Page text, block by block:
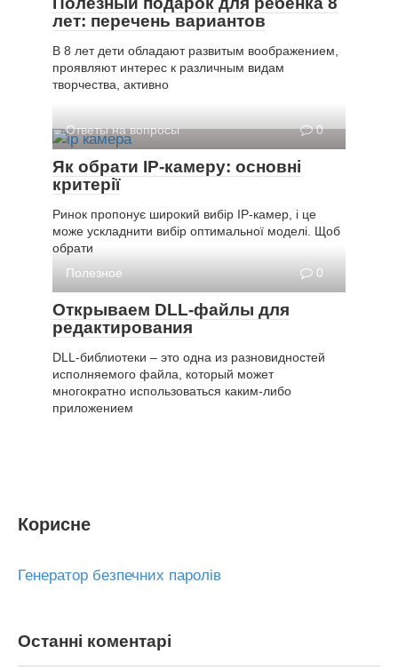
лет: перечень вариантов
В 8 лет дети обладают развитым воображением,
проявляют интерес к различным видам
творчества, активно
Ответы на вопросы 0
Як обрати IP-камеру: основні
критерії
Ринок пропонує широкий вибір IP-камер, і це
може ускладнити вибір оптимальної моделі. Щоб
обрати
Полезное
0
Открываем DLL-файлы для
редактирования
DLL-библиотеки – это одна из разновидностей
исполняемого файла, который может
многократно использоваться каким-либо
приложением
Корисне
Генератор безпечних паролів
Останні коментарі